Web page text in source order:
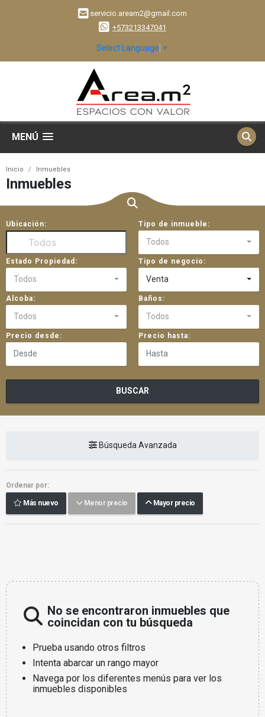
servicio.aream2@gmail.com
+573213347041
Select Language ▼
MENÚ
Inicio Inmuebles
Inmuebles
Ubicación: Tipo de inmueble:
Todos
Estado Propiedad:
Todos
Tipo de negocio:
Venta
Alcoba:
Todos
Baños:
Todos
Precio desde: Precio hasta:
BUSCAR
Búsqueda Avanzada
Ordenar por:
Más nuevo Menor precio Mayor precio
No se encontraron inmuebles que
coincidan con tu búsqueda
Prueba usando otros filtros
Intenta abarcar un rango mayor
Navega por los diferentes menús para ver los
inmuebles disponibles